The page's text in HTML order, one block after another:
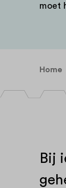
moet
Home
Bij